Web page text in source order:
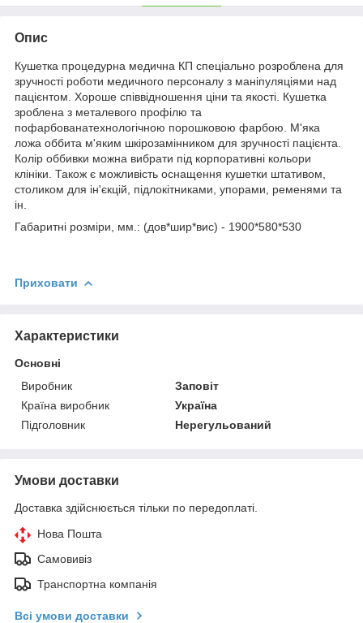
Опис
Кушетка процедурна медична КП спеціально розроблена для
зручності роботи медичного персоналу з маніпуляціями над
пацієнтом. Хороше співвідношення ціни та якості. Кушетка
зроблена з металевого профілю та
пофарбованатехнологічною порошковою фарбою. М'яка
ложа оббита м'яким шкірозамінником для зручності пацієнта.
Колір оббивки можна вибрати під корпоративні кольори
клініки. Також є можливість оснащення кушетки штативом,
столиком для ін'єкцій, підлокітниками, упорами, ременями та
ін.
Габаритні розміри, мм.: (дов*шир*вис) - 1900*580*530
Приховати
Характеристики
Основні
Виробник
Заповіт
Країна виробник
Україна
Підголовник
Нерегульований
Умови доставки
Доставка здійснюється тільки по передоплаті.
Нова Пошта
Самовивіз
Транспортна компанія
Всі умови доставки